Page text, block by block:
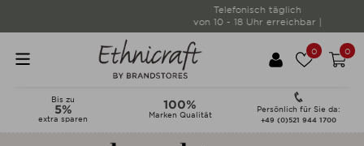
Telefonisch täglich
von 10 - 18 Uhr erreichbar |
0 0
Bis zu
5%
extra sparen
100%
Marken Qualität
Persönlich für Sie da:
+49 (0)521 944 1700